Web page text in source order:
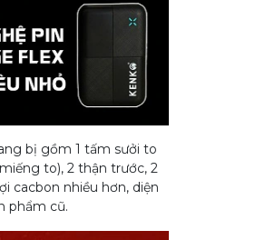
bị gồm 1 tấm sưởi to
to), 2 thận trước, 2
cacbon nhiều hơn, diện
phẩm cũ.